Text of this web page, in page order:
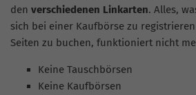
den verschiedenen Linkarten. Alles,
sich bei einer Kaufbörse zu
Seiten zu buchen, funktioniert nicht
Keine Tauschbörsen
Keine Kaufbörsen